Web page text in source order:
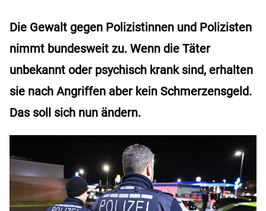
Die Gewalt gegen Polizistinnen und Polizisten
nimmt bundesweit zu. Wenn die Täter
unbekannt oder psychisch krank sind, erhalten
sie nach Angriffen aber kein Schmerzensgeld.
Das soll sich nun ändern.